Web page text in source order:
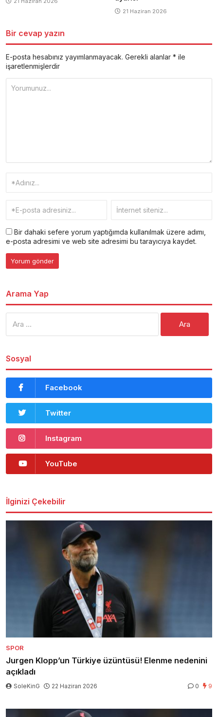
21 Haziran 2026
Bir cevap yazın
E-posta hesabınız yayımlanmayacak. Gerekli alanlar * ile
işaretlenmişlerdir
Bir dahaki sefere yorum yaptığımda kullanılmak üzere adımı,
e-posta adresimi ve web site adresimi bu tarayıcıya kaydet.
Arama Yap
Sosyal
Facebook
Twitter
Instagram
YouTube
İlginizi Çekebilir
SPOR
Jurgen Klopp’un Türkiye üzüntüsü! Elenme nedenini
açıkladı
SoleKinG 22 Haziran 2026 0 9